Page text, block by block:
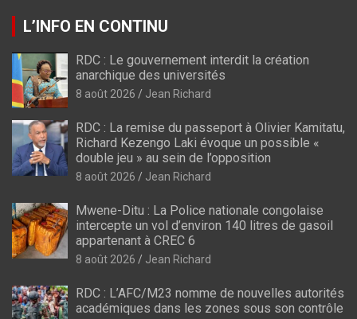
L’INFO EN CONTINU
RDC : Le gouvernement interdit la création
anarchique des universités
8 août 2026 Jean Richard
RDC : La remise du passeport à Olivier Kamitatu,
Richard Kezengo Laki évoque un possible «
double jeu » au sein de l’opposition
8 août 2026 Jean Richard
Mwene-Ditu : La Police nationale congolaise
intercepte un vol d’environ 140 litres de gasoil
appartenant à CREC 6
8 août 2026 Jean Richard
RDC : L’AFC/M23 nomme de nouvelles autorités
académiques dans les zones sous son contrôle